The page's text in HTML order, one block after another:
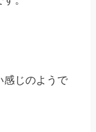
感じのようで